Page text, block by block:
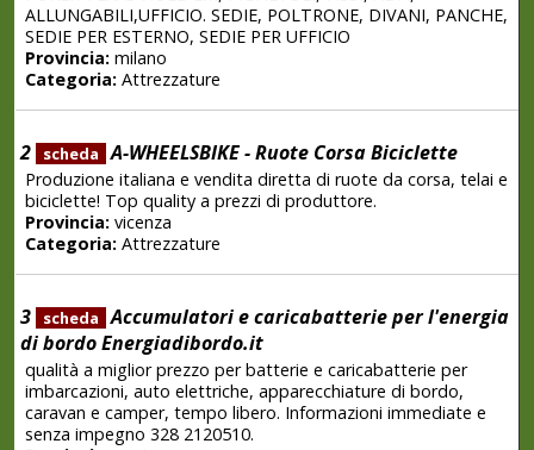
ALLUNGABILI,UFFICIO. SEDIE, POLTRONE, DIVANI, PANCHE,
SEDIE PER ESTERNO, SEDIE PER UFFICIO
Provincia:milano
Categoria:Attrezzature
2 scheda A-WHEELSBIKE - Ruote Corsa Biciclette
Produzione italiana e vendita diretta di ruote da corsa, telai e
biciclette! Top quality a prezzi di produttore.
Provincia:vicenza
Categoria:Attrezzature
3 scheda Accumulatori e caricabatterie per l'energia
di bordo Energiadibordo.it
qualità a miglior prezzo per batterie e caricabatterie per
imbarcazioni, auto elettriche, apparecchiature di bordo,
caravan e camper, tempo libero. Informazioni immediate e
senza impegno 328 2120510.